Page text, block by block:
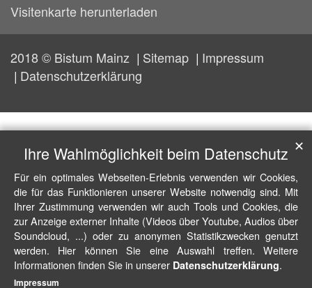
Visitenkarte herunterladen
2018 © Bistum Mainz Sitemap
Impressum
Datenschutzerklärung
Ihre Wahlmöglichkeit beim Datenschutz
Für ein optimales Webseiten-Erlebnis verwenden wir Cookies,
die für das Funktionieren unserer Website notwendig sind. Mit
Ihrer Zustimmung verwenden wir auch Tools und Cookies, die
zur Anzeige externer Inhalte (Videos über Youtube, Audios über
Soundcloud, ...) oder zu anonymen Statistikzwecken genutzt
werden. Hier können Sie eine Auswahl treffen. Weitere
Informationen finden Sie in unserer Datenschutzerklärung.
✕
Impressum